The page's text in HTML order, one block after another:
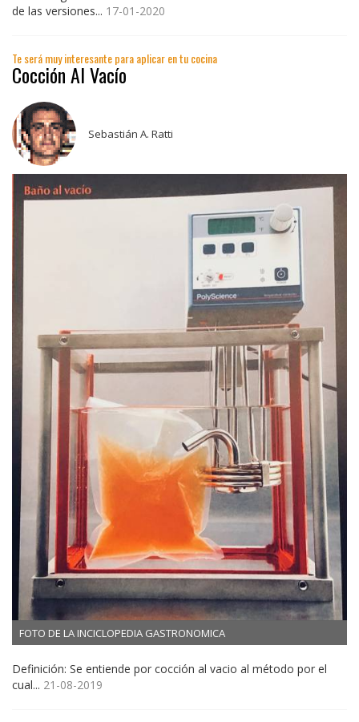
de las versiones... 17-01-2020
Te será muy interesante para aplicar en tu cocina
Cocción Al Vacío
Sebastián A. Ratti
FOTO DE LA INCICLOPEDIA GASTRONOMICA
Definición: Se entiende por cocción al vacio al método por el
cual... 21-08-2019